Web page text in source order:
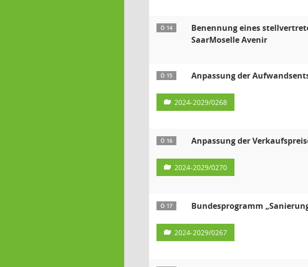
Ö 14
Benennung eines
SaarMoselle Avenir
Ö 15 Anpassung der
2024-2029/0268
Ö 16 Anpassung der
2024-2029/0270
Ö 17 Bundesprogramm
2024-2029/0267